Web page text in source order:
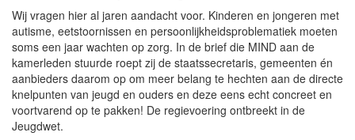
Wij vragen hier al jaren aandacht voor. Kinderen en jongeren met
autisme, eetstoornissen en persoonlijkheidsproblematiek moeten
soms een jaar wachten op zorg. In de brief die MIND aan de
kamerleden stuurde roept zij de staatssecretaris, gemeenten én
aanbieders daarom op om meer belang te hechten aan de directe
knelpunten van jeugd en ouders en deze eens echt concreet en
voortvarend op te pakken! De regievoering ontbreekt in de
Jeugdwet.